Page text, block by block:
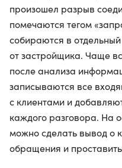
произошел разрыв
помечаются тегом
собираются в
от застройщика. Чаще
после анализа
записываются все
с клиентами и
каждого разговора. На
можно сделать вывод о
обращения и проставить